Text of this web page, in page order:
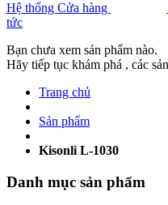
Hệ thống Cửa hàng
tức
Bạn chưa xem sản phẩm nào.
Hãy tiếp tục khám phá , các
Trang chủ
Sản phẩm
Kisonli L-1030
Danh mục sản phẩm